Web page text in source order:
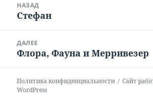
записям
НАЗАД
Предыдущая
Стефан
ДАЛЕЕ
Следующая
Флора, Фауна и Мерривезер
Политика конфиденциальности
Сайт
WordPress